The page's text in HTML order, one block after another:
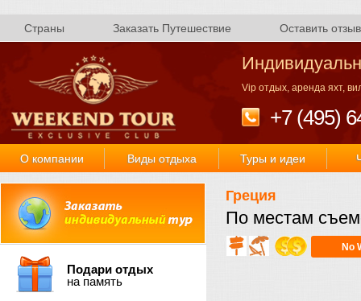
Страны Заказать Путешествие Оставить отзыв
Vip отдых, аренда яхт,
+7 (495)
О компании Виды отдыха Туры и идеи
Подари отдых
на память
Греция
По местам
No